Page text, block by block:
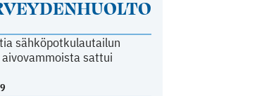
sähköpotkulautailun
sattui